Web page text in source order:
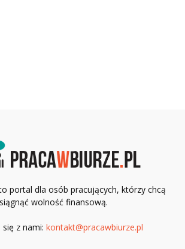
portal dla osób pracujących, którzy chcą
wolność finansową.
z nami: kontakt@pracawbiurze.pl